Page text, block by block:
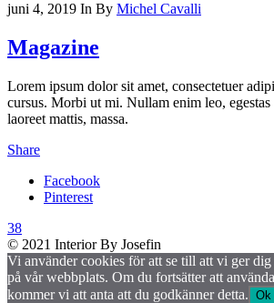
juni 4, 2019 In By Michel Cavalli
Magazine
Lorem ipsum dolor sit amet, consectetuer
cursus. Morbi ut mi. Nullam enim leo,
laoreet mattis, massa.
Share
Facebook
Pinterest
38
© 2021 Interior By Josefin
Vi använder cookies för att se till att vi ger dig
på vår webbplats. Om du fortsätter att
kommer vi att anta att du godkänner detta. Ok